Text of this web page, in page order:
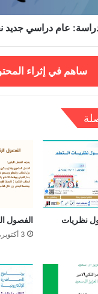
عام دراسي
ساهم في إثراء
نظريات
الفصول
3 أكتوبر، 2023